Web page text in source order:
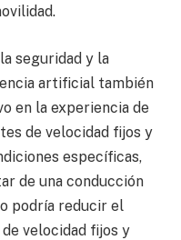
seguridad y la
artificial también
en la experiencia de
de velocidad fijos y
específicas,
de una conducción
podría reducir el
velocidad fijos y